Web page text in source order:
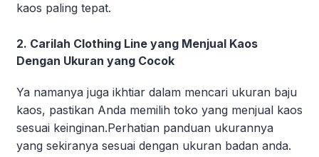
kaos paling tepat.
2. Carilah Clothing Line yang Menjual Kaos
Dengan Ukuran yang Cocok
Ya namanya juga ikhtiar dalam mencari ukuran baju
kaos, pastikan Anda memilih toko yang menjual kaos
sesuai keinginan.Perhatian panduan ukurannya
yang sekiranya sesuai dengan ukuran badan anda.